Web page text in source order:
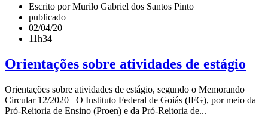
Escrito por Murilo Gabriel dos Santos Pinto
publicado
02/04/20
11h34
Orientações sobre atividades de estágio
Orientações sobre atividades de estágio, segundo o Memorando
Circular 12/2020 O Instituto Federal de Goiás (IFG), por meio da
Pró-Reitoria de Ensino (Proen) e da Pró-Reitoria de...